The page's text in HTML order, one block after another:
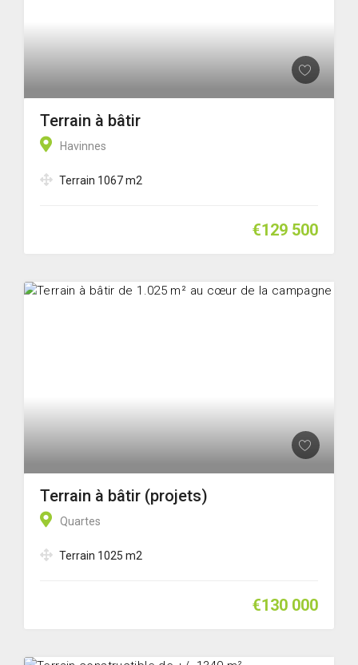
Terrain à bâtir
Havinnes
Terrain 1067 m2
€129 500
Terrain à bâtir (projets)
Quartes
Terrain 1025 m2
€130 000